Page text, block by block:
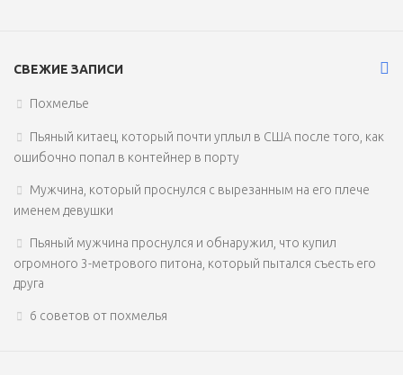
СВЕЖИЕ ЗАПИСИ
Похмелье
Пьяный китаец, который почти уплыл в США после того, как
ошибочно попал в контейнер в порту
Мужчина, который проснулся с вырезанным на его плече
именем девушки
Пьяный мужчина проснулся и обнаружил, что купил
огромного 3-метрового питона, который пытался съесть его
друга
6 советов от похмелья